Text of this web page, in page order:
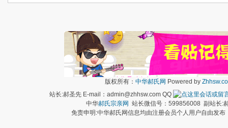
版权所有： 中华郝氏网 Powered by
站长:郝圣先 E-mail：admin@zhhsw.com QQ
中华郝氏宗亲网 站长微信号：599856008 副站长:
免责申明:中华郝氏网信息均由注册会员个人用户自由发